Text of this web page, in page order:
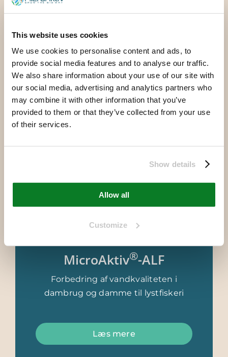
This website uses cookies
We use cookies to personalise content and ads, to
provide social media features and to analyse our traffic.
We also share information about your use of our site with
our social media, advertising and analytics partners who
may combine it with other information that you’ve
provided to them or that they’ve collected from your use
of their services.
Show details
Allow all
Customize
Reducerer algevækst i vandbassiner,
Læs mere
MicroAktiv®-ALF
Forbedring af vandkvaliteten i
dambrug og damme til lystfiskeri
Læs mere